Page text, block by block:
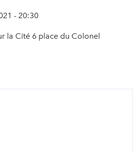
- 20:30
la Cité 6 place du Colonel